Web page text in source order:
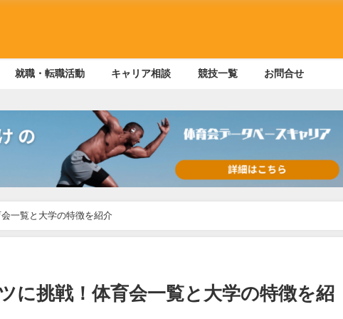
就職・転職活動 キャリア相談 競技一覧 お問合せ
一覧と大学の特徴を紹介
に挑戦！体育会一覧と大学の特徴を紹